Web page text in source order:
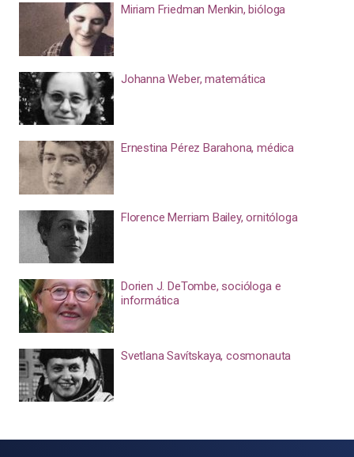
Miriam Friedman Menkin, bióloga
Johanna Weber, matemática
Ernestina Pérez Barahona, médica
Florence Merriam Bailey, ornitóloga
Dorien J. DeTombe, socióloga e
informática
Svetlana Savítskaya, cosmonauta